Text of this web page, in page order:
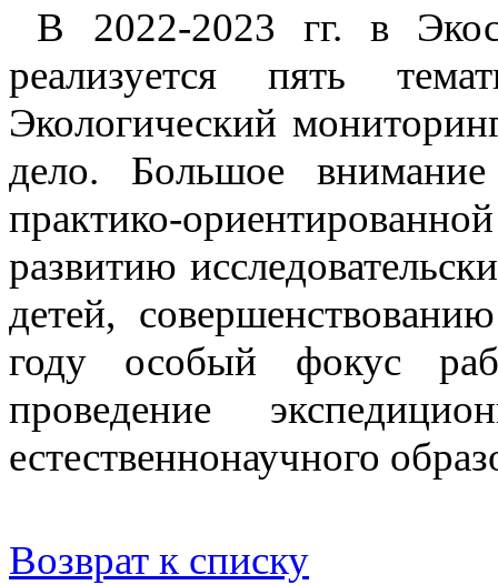
В 2022-2023 гг. в
реализуется пять
Экологический
дело. Большое
практико-
развитию
детей,
году особый фокус
проведение
естественнонаучного
Возврат к списку